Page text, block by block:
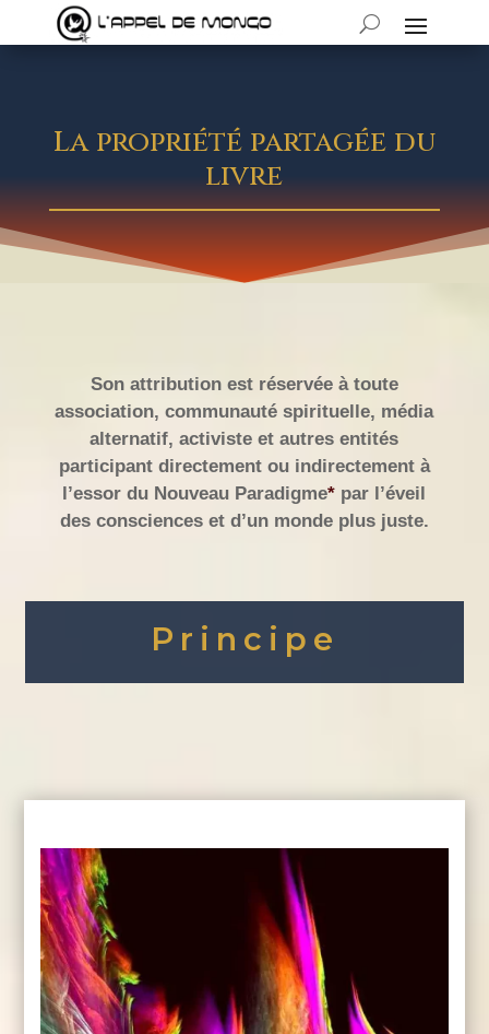
La propriété partagée du
livre
Son attribution est réservée à toute
association, communauté spirituelle, média
alternatif, activiste et autres entités
participant directement ou indirectement à
l’essor du Nouveau Paradigme* par l’éveil
des consciences et d’un monde plus juste.
Principe